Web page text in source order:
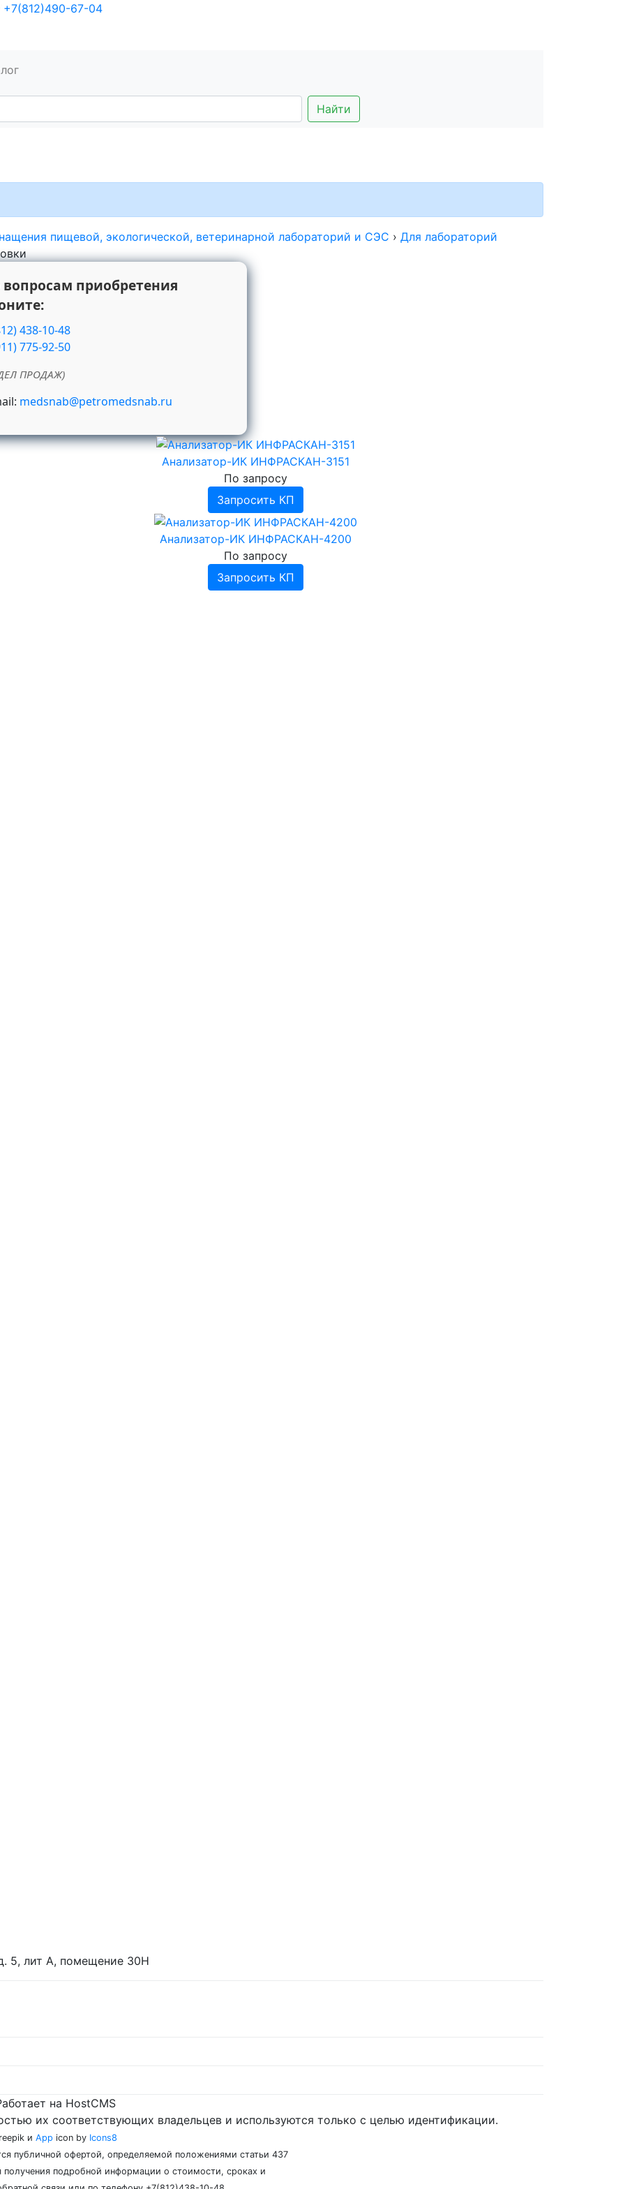
+7(812)490-67-04
Найти
пищевой, экологической, ветеринарной лабораторий и СЭС › Для лабораторий
вопросам приобретения
438-10-48
775-92-50
ПРОДАЖ)
medsnab@petromedsnab.ru
Анализатор-ИК ИНФРАСКАН-3151
По запросу
Запросить КП
Анализатор-ИК ИНФРАСКАН-4200
По запросу
Запросить КП
5, лит А, помещение 30Н
на HostCMS
их соответствующих владельцев и используются только с целью идентификации.
и App icon by Icons8
публичной офертой, определяемой положениями статьи 437
подробной информации о стоимости, сроках и